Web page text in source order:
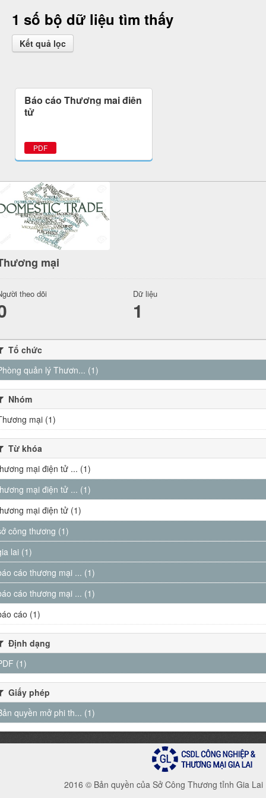
1 số bộ dữ liệu tìm thấy
Kết quả lọc
Báo cáo Thương mại điện
tử
PDF
mại
theo dõi Dữ liệu
1
Tổ chức
quản lý Thươn... (1)
Nhóm
mại (1)
Từ khóa
mại điện tử ... (1)
mại điện tử ... (1)
mại điện tử (1)
công thương (1)
lai (1)
cáo thương mại ... (1)
cáo thương mại ... (1)
cáo (1)
Định dạng
(1)
Giấy phép
quyền mở phi th... (1)
2016 © Bản quyền của Sở Công Thương tỉnh Gia Lai